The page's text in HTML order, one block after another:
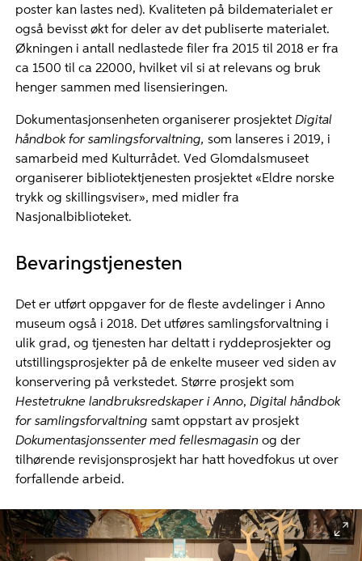
poster kan lastes ned). Kvaliteten på bildematerialet er
også bevisst økt for deler av det publiserte materialet.
Økningen i antall nedlastede filer fra 2015 til 2018 er fra
ca 1500 til ca 22000, hvilket vil si at relevans og bruk
henger sammen med lisensieringen.
Dokumentasjonsenheten organiserer prosjektet Digital
håndbok for samlingsforvaltning, som lanseres i 2019, i
samarbeid med Kulturrådet. Ved Glomdalsmuseet
organiserer bibliotektjenesten prosjektet «Eldre norske
trykk og skillingsviser», med midler fra
Nasjonalbiblioteket.
Bevaringstjenesten
Det er utført oppgaver for de fleste avdelinger i Anno
museum også i 2018. Det utføres samlingsforvaltning i
ulik grad, og tjenesten har deltatt i ryddeprosjekter og
utstillingsprosjekter på de enkelte museer ved siden av
konservering på verkstedet. Større prosjekt som
Hestetrukne landbruksredskaper i Anno, Digital håndbok
for samlingsforvaltning samt oppstart av prosjekt
Dokumentasjonssenter med fellesmagasin og der
tilhørende revisjonsprosjekt har hatt hovedfokus ut over
forfallende arbeid.